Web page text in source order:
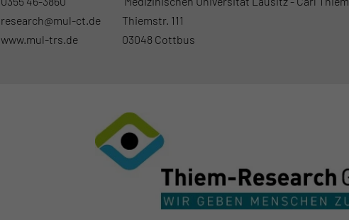
research@mul-ct.de
www.mul-trs.de
Thiemstr. 111
03048 Cottbus